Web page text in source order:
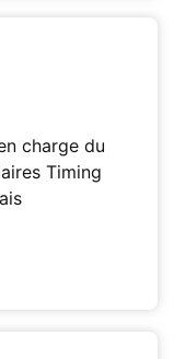
charge du
Timing